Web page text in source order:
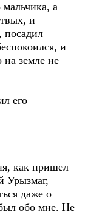
а
и
посадил
и
на земле не
его
как пришел
Урызмаг,
даже о
обо мне. Не